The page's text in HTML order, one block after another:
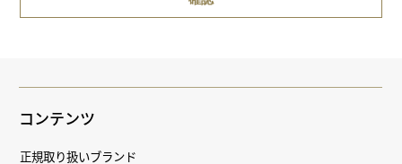
コンテンツ
正規取り扱いブランド